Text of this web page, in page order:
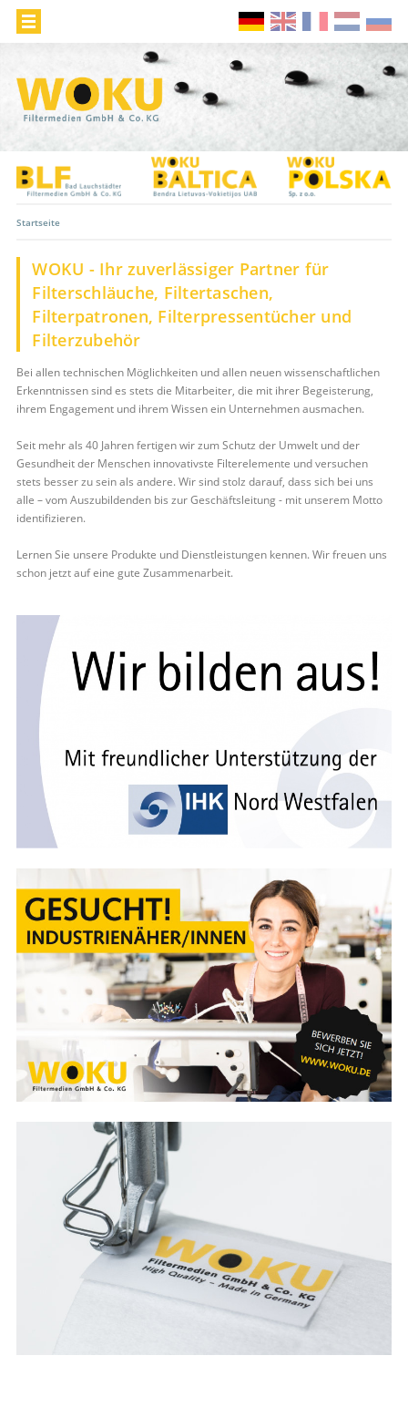
Startseite
WOKU - Ihr zuverlässiger Partner für
Filterschläuche, Filtertaschen,
Filterpatronen, Filterpressentücher und
Filterzubehör
Bei allen technischen Möglichkeiten und allen neuen wissenschaftlichen
Erkenntnissen sind es stets die Mitarbeiter, die mit ihrer Begeisterung,
ihrem Engagement und ihrem Wissen ein Unternehmen ausmachen.
Seit mehr als 40 Jahren fertigen wir zum Schutz der Umwelt und der
Gesundheit der Menschen innovativste Filterelemente und versuchen
stets besser zu sein als andere. Wir sind stolz darauf, dass sich bei uns
alle – vom Auszubildenden bis zur Geschäftsleitung - mit unserem Motto
identifizieren.
Lernen Sie unsere Produkte und Dienstleistungen kennen. Wir freuen uns
schon jetzt auf eine gute Zusammenarbeit.